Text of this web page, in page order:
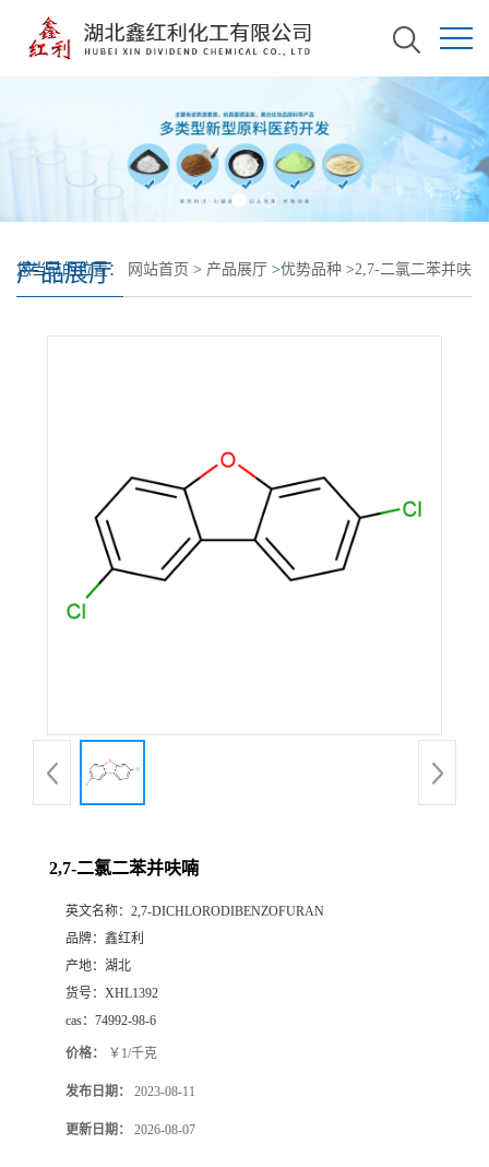
产品展厅
您当前的位置： 网站首页 > 产品展厅 >优势品种 >2,7-二氯二苯并呋
2,7-二氯二苯并呋喃
英文名称： 2,7-DICHLORODIBENZOFURAN
品牌： 鑫红利
产地： 湖北
货号： XHL1392
cas： 74992-98-6
价格： ￥1/千克
发布日期： 2023-08-11
更新日期： 2026-08-07